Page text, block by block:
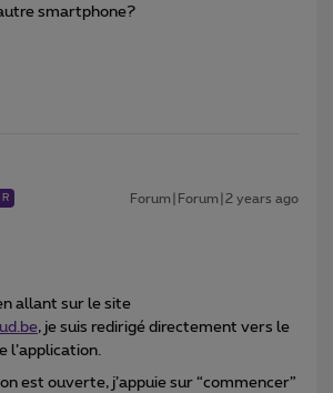
smartphone?
Forum|Forum|2 years ago
allant sur le site
, je suis redirigé directement vers le
l’application.
est ouverte, j’appuie sur “commencer”